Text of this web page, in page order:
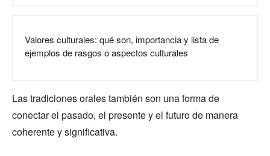
Valores culturales: qué son, importancia y lista de
ejemplos de rasgos o aspectos culturales
Las tradiciones orales también son una forma de
conectar el pasado, el presente y el futuro de manera
coherente y significativa.